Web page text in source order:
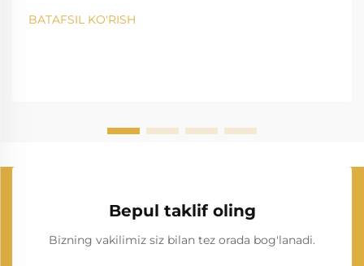
BATAFSIL KO'RISH
Bepul taklif oling
Bizning vakilimiz siz bilan tez orada bog'lanadi.